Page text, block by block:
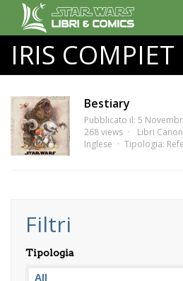
IRIS COMPIET
Bestiary
Pubblicato il: 5
268 views
Libri Canon
Inglese
Tipologia:
Filtri
Tipologia